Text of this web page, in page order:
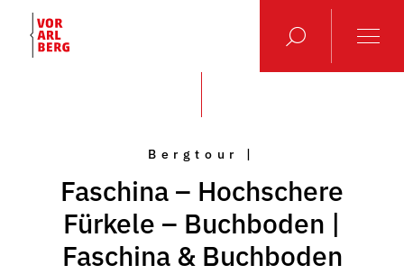
Bergtour |
Faschina – Hochschere
Fürkele – Buchboden |
Faschina & Buchboden